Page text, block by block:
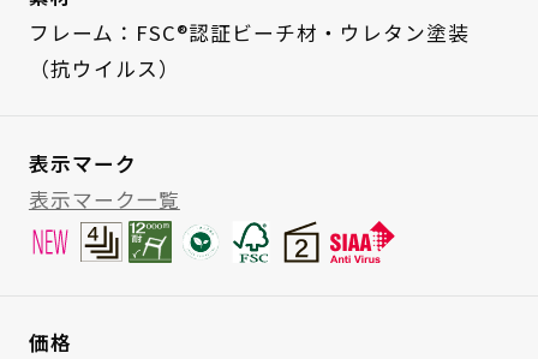
フレーム：FSC®認証ビーチ材・ウレタン塗装
（抗ウイルス）
表示マーク
表示マーク一覧
価格